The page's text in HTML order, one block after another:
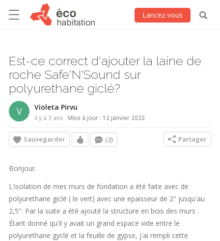
Lancez-vous
Est-ce correct d'ajouter la laine de
roche Safe'N'Sound sur
polyurethane giclé?
V Violeta Pirvu
il y a 3 ans Mise à jour : 12 janvier 2023
Sauvegarder (2) Partager
Bonjour.
L'isolation de mes murs de fondation a été faite avec de
polyurethane giclé ( le vert) avec une epaisseur de 2" jusqu'au
2,5". Par la suite a été ajouté la structure en bois des murs .
Étant donné qu'il y avait un grand espace vide entre le
polyurethane gyclé et la feuille de gypse, j'ai rempli cette